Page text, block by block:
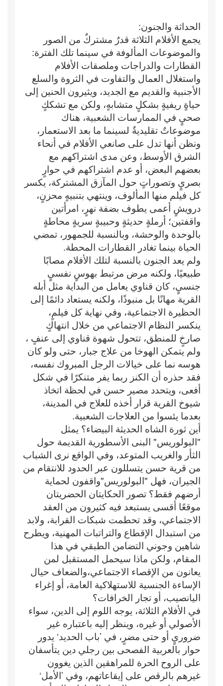
الحداثة والجنون:
يجمع الأفلام الثلاثة قدرٌ مشتركٌ من الصور
والموضوعات المألوفة في سينما تلك الفترة:
القطارات والدراجات وملصقات الأفلام
واستغلال العمال والتفاوت في الثروة والسلع
الأجنبية والقديم مع الجديد، ويثيرون الحنين إلى
حياةٍ ريفيةٍ بشكلٍ متشابهٍ، ولكن مع تشككٍ
صحيٍ في الممارسات الشعبية، هناك
موضوعاتٌ تقليديةٌ لسينما ما بعد الاستعمار،
ونظن أنها تدل على صانعي الأفلام في أنحاء
الشرق الأوسط، وعن مدى اشتراكهم مع
بعضهم البعض، أو عدم اشتراكهم في حوارٍ
بصريٍ وتصوراتٍ حول المآزق المشتركة، يكسر
كل فيلم منها المألوف، وينتهي بتنبيهٍ محزنٍ،
درويشٍ أعمى يطوف بضفة نهرٍ، امرأتين
واقفتين؛ أرملةٍ حديثةٍ وحبيبةٍ سريةٍ محاطةٍ
بالوحدة والوحشة، وبالنسبة للجمهور، تمضي
الحياة بينما تغادر القطارات المحطة.
ولم يعد الجنون بالنسبة لتلك الأفلام مصابًا
طبيعيًا، ولكنه مرض مرتبط بهوسٍ نفسيٍ
جنسيٍ، كان قناوي يعامل من البداية مثل أبله
القرية مهانًا بل منبوذًا، ولكنه يستعاد دائمًا إلى
الحظيرة الاجتماعية، وفي نهاية كل فيلمٍ،
ينكسر النظام الاجتماعي من خلال انتهاكٍ
صارخٍ للمنطق، تتحول شهوة قناوي إلى عنفٍ ،
ولم يتمكن الهوخا من علاج جبار، حتى ولو كان
هوسه نما على خيالات الرجل المبروك نفسه،
فقد حذره أن الكنز ربما يفر متنكرًا في شكل
أفعى، ويتحدد مصير حسن في لحظة اتخاذ
شيوخ القرية قرار أخذه للعلاج في المدينة،
بعدما يئسوا من العلاجات الشعبية.
أين ثورة الشاه الحديثة البيضاء؟ يمثل
"البولوريس" البنى الأسطورية القديمة حول
الثأر والغريب المتوعد، وفي الواقع نرى الشباب
من قرية حسن يتسللون عبر الحدود للانتقام من
الجيران، فهل "البولوريس"واقفون لحماية
أرضهم فقط؟ تصور الحكايتان الحضريتان
موقعًا أقسى يستبعد فيه كثيرون من العقد
الاجتماعي، وقد تحطمت شبكات القرابة، ولابد
من استبدال الإقطاع والتراتبات المهنية، ويطرح
شاهين وجوني التضامن الطبقي في هذا
المقام، ولكن ماذا سيحمل المستقبل لمن
يعانون من الإقصاء الاجتماعي،والضعاف حيال
الإساءة الجنسية للاستهلاكية العامة، أو إغراء
اليانصيب، أو تجار الخرافات؟
في الأفلام الثلاثة، يوجه اللوم إلى الدين، سواء
الأصولي أو غيره، وينظر إليه باعتباره غير
ضروريٍ أو حتى مضرٍ، في ’باب الحديد‘ يدور
حوار بالعربية الفصحى بين رجلي دين يتأسفان
على الروح الحرة للمراهقين الذين يغوون
غيرهم بالرقص على إيقاعاتهم، وفي ’الأمل‘